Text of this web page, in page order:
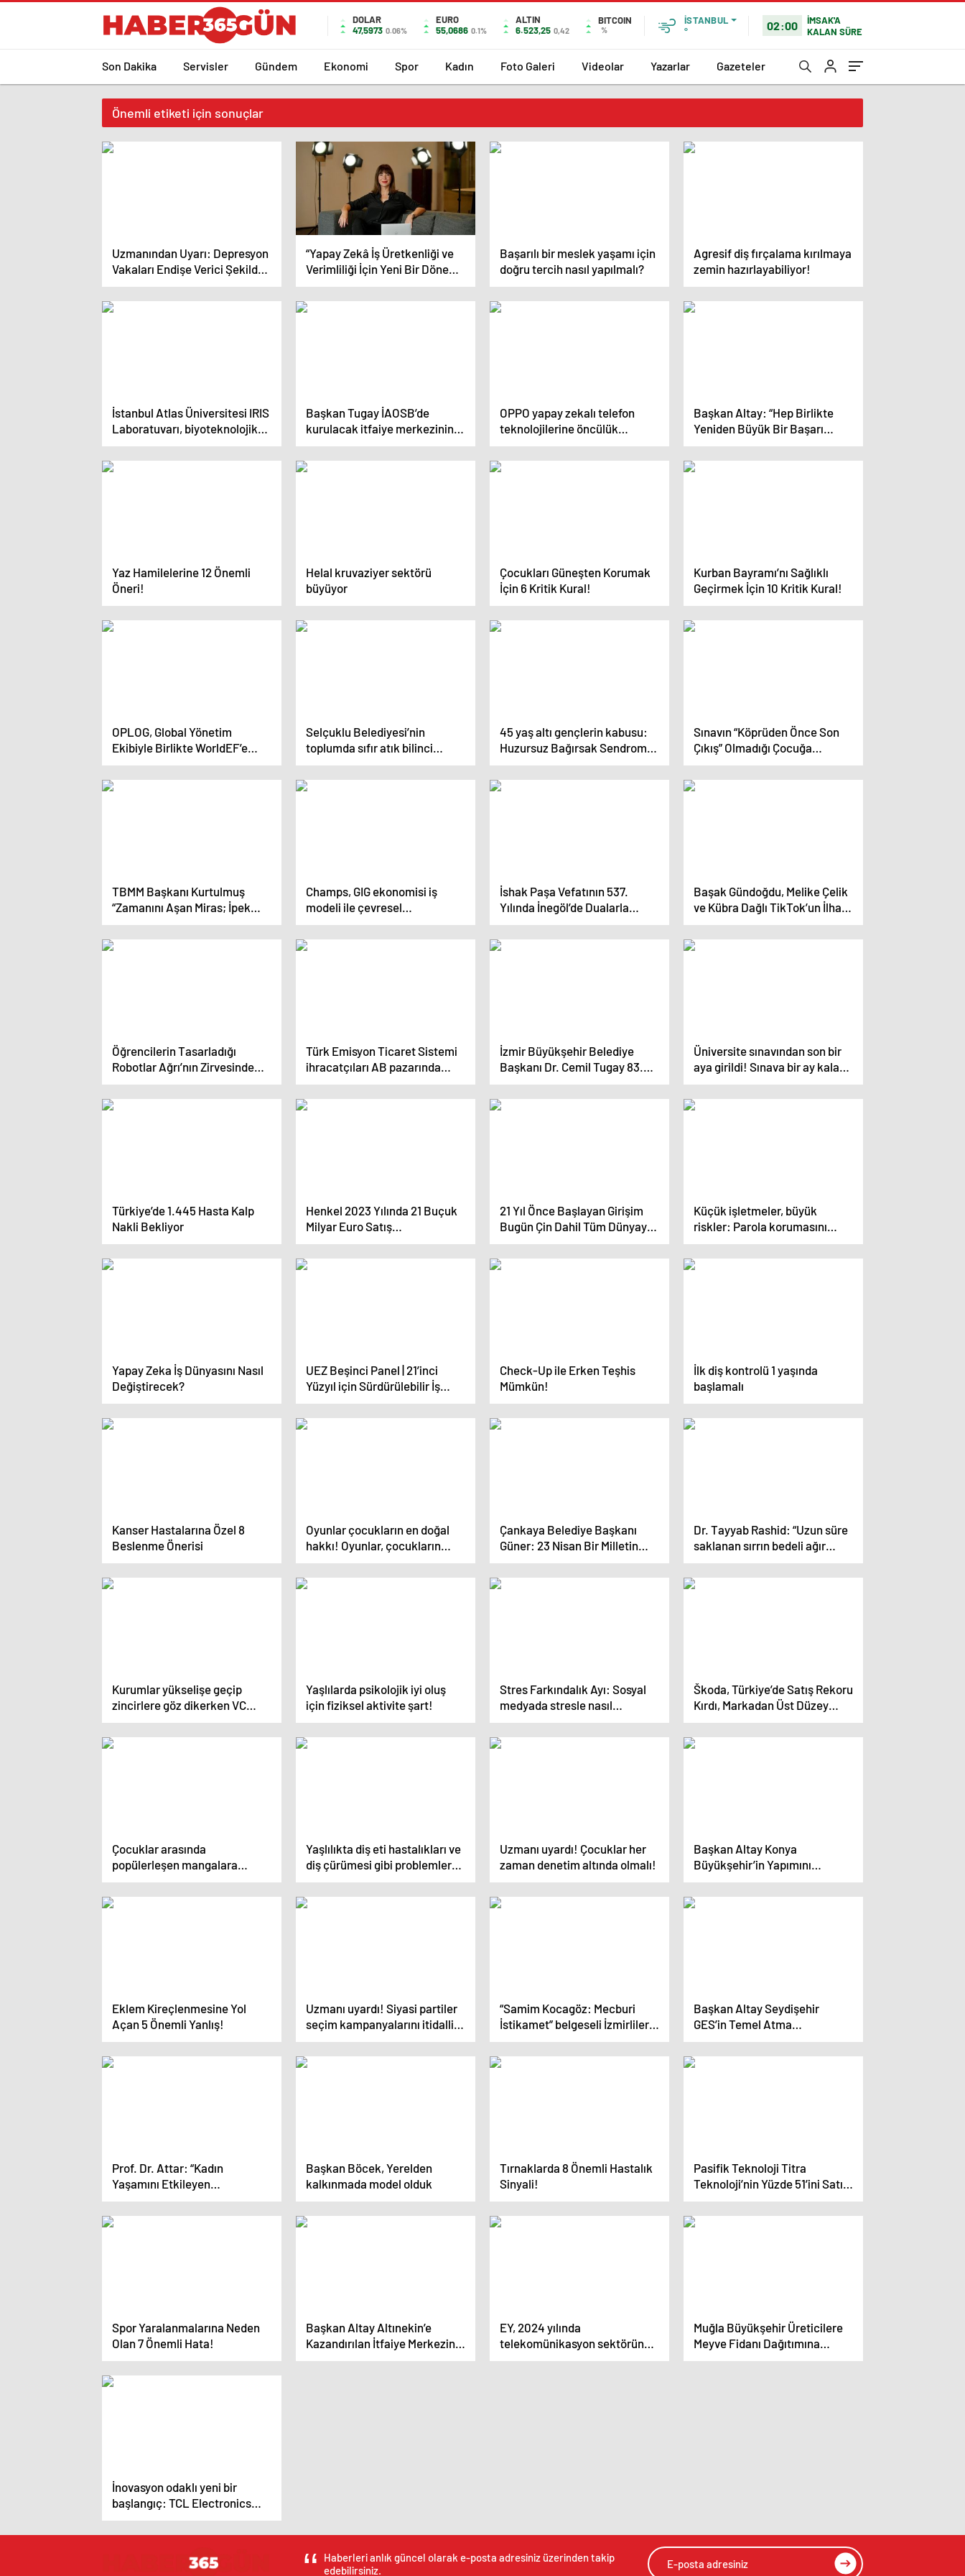
DOLAR
47,5973 0.06%
EURO
55,0686 0.1%
ALTIN
6.523,25 0,42
BITCOIN
%
İSTANBUL
°
02:00
İMSAK'A
KALAN SÜRE
Son Dakika Servisler Gündem Ekonomi Spor Kadın Foto Galeri Videolar Yazarlar Gazeteler
Önemli etiketi için sonuçlar
Uzmanından Uyarı: Depresyon
Vakaları Endişe Verici Şekilde
Artıyor!
“Yapay Zekâ İş Üretkenliği ve
Verimliliği İçin Yeni Bir Dönem
Başlatıyor”
Başarılı bir meslek yaşamı için
doğru tercih nasıl yapılmalı?
Agresif diş fırçalama kırılmaya
zemin hazırlayabiliyor!
İstanbul Atlas Üniversitesi IRIS
Laboratuvarı, biyoteknolojik
ilaç araştırmaları yapacak
Başkan Tugay İAOSB’de
kurulacak itfaiye merkezinin
temelini attı
OPPO yapay zekalı telefon
teknolojilerine öncülük
etmeye devam ediyor
Başkan Altay: “Hep Birlikte
Yeniden Büyük Bir Başarı
Hikayesi Yazacağız”
Yaz Hamilelerine 12 Önemli
Öneri!
Helal kruvaziyer sektörü
büyüyor
Çocukları Güneşten Korumak
İçin 6 Kritik Kural!
Kurban Bayramı’nı Sağlıklı
Geçirmek İçin 10 Kritik Kural!
OPLOG, Global Yönetim
Ekibiyle Birlikte WorldEF’e
Katıldı
Selçuklu Belediyesi’nin
toplumda sıfır atık bilinci
oluşması adına düzenlediği
“Okullar Arası Sıfır Atık
Yarışması”nın ödül töreni
45 yaş altı gençlerin kabusu:
Huzursuz Bağırsak Sendromu!
Her 100 kişiden 20’si ‘Huzursuz
Bağırsak Sendromu’ ile
mücadele ediyor!
Sınavın “Köprüden Önce Son
Çıkış” Olmadığı Çocuğa
Hissettirilmeli!
TBMM Başkanı Kurtulmuş
“Zamanını Aşan Miras; İpek
Yolu Sergi ve
Sempozyumu”nun Açılışına
Katıldı
Champs, GIG ekonomisi iş
modeli ile çevresel
sürdürülebilirliğe katkı sağlıyor
İshak Paşa Vefatının 537.
Yılında İnegöl’de Dualarla
Anıldı
Başak Gündoğdu, Melike Çelik
ve Kübra Dağlı TikTok’un İlham
Veren Kadınlar’ında!
Öğrencilerin Tasarladığı
Robotlar Ağrı’nın Zirvesinde
Yarıştı
Türk Emisyon Ticaret Sistemi
ihracatçıları AB pazarında
daha rekabetçi hale getirecek
İzmir Büyükşehir Belediye
Başkanı Dr. Cemil Tugay 83.
Dünya SKAL Kongresi’nin
tanıtım toplantısında konuştu
İzmir turizmde sıçrama
Üniversite sınavından son bir
aya girildi! Sınava bir ay kala
en etkili çalışma bol bol
deneme sınavı çözme!
Türkiye’de 1.445 Hasta Kalp
Nakli Bekliyor
Henkel 2023 Yılında 21 Buçuk
Milyar Euro Satış
Gerçekleştirdi
21 Yıl Önce Başlayan Girişim
Bugün Çin Dahil Tüm Dünyaya
Satış Yapıyor
Küçük işletmeler, büyük
riskler: Parola korumasını
önceliklendirme
Yapay Zeka İş Dünyasını Nasıl
Değiştirecek?
UEZ Beşinci Panel | 21’inci
Yüzyıl için Sürdürülebilir İş
Modelleri ve Stratejiler
Check-Up ile Erken Teşhis
Mümkün!
İlk diş kontrolü 1 yaşında
başlamalı
Kanser Hastalarına Özel 8
Beslenme Önerisi
Oyunlar çocukların en doğal
hakkı! Oyunlar, çocukların
sağlıklı gelişimi için temel bir
araç!
Çankaya Belediye Başkanı
Güner: 23 Nisan Bir Milletin
Tarihinin En Önemli Köşe Taşı
Dr. Tayyab Rashid: “Uzun süre
saklanan sırrın bedeli ağır
oluyor…”
Kurumlar yükselişe geçip
zincirlere göz dikerken VC
finansmanı, alt yapı, oyun ve
yapay zeka için yeniden
canlanıyor
Yaşlılarda psikolojik iyi oluş
için fiziksel aktivite şart!
Stres Farkındalık Ayı: Sosyal
medyada stresle nasıl
mücadele edilir?
Škoda, Türkiye’de Satış Rekoru
Kırdı, Markadan Üst Düzey
Ziyaret Gerçekleşti
Çocuklar arasında
popülerleşen mangalara
dikkat!
Yaşlılıkta diş eti hastalıkları ve
diş çürümesi gibi problemler
artıyor!
Uzmanı uyardı! Çocuklar her
zaman denetim altında olmalı!
Başkan Altay Konya
Büyükşehir’in Yapımını
Tamamladığı İki Önemli
Tesisin Açılışını Yaptı
Eklem Kireçlenmesine Yol
Açan 5 Önemli Yanlış!
Uzmanı uyardı! Siyasi partiler
seçim kampanyalarını itidalli
bir şekilde yürütmeli!
“Samim Kocagöz: Mecburi
İstikamet” belgeseli İzmirliler
ile buluşuyor
Başkan Altay Seydişehir
GES’in Temel Atma
Programına Katıldı
Prof. Dr. Attar: “Kadın
Yaşamını Etkileyen
Hastalıklarla Mücadele İçin
Düzenli Kontroller Şart!”
Başkan Böcek, Yerelden
kalkınmada model olduk
Tırnaklarda 8 Önemli Hastalık
Sinyali!
Pasifik Teknoloji Titra
Teknoloji’nin Yüzde 51’ini Satın
Aldı
Spor Yaralanmalarına Neden
Olan 7 Önemli Hata!
Başkan Altay Altınekin’e
Kazandırılan İtfaiye Merkezinin
Açılışını Yaptı
EY, 2024 yılında
telekomünikasyon sektörünü
etkileyecek en önemli 10 riski
Muğla Büyükşehir Üreticilere
Meyve Fidanı Dağıtımına
Başladı
İnovasyon odaklı yeni bir
başlangıç: TCL Electronics
liderlik vizyonuyla Türkiye’de!
Haberleri anlık güncel olarak e-posta adresiniz üzerinden takip
edebilirsiniz.